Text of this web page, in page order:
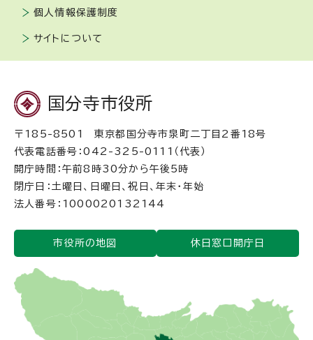
個人情報保護制度
サイトについて
国分寺市役所
〒185-8501 東京都国分寺市泉町二丁目2番18号
代表電話番号：042-325-0111（代表）
開庁時間：午前8時30分から午後5時
閉庁日：土曜日、日曜日、祝日、年末・年始
法人番号：1000020132144
市役所の地図 休日窓口開庁日